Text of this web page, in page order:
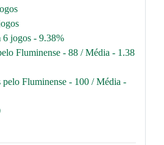
6 jogos - 9.38%
Fluminense - 88 / Média - 1.38
pelo Fluminense - 100 / Média -